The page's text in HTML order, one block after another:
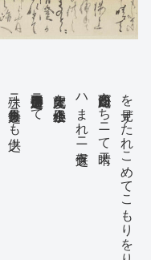
を見ずたれこめてこもりをり候
此節迄日々雨がちニて晴天
ハまれニ有之候
此度大望を企候小子楼上
之住居御存之通不勝手ニて
殊ニ毎月之会集ニも供之